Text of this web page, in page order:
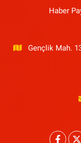
Haber
Gençlik Mah.